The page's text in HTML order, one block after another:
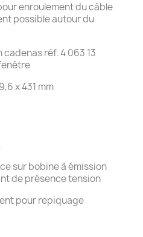
enroulement du câble
possible autour du
réf. 4 063 13
x 431 mm
sur bobine à émission
de présence tension
pour repiquage